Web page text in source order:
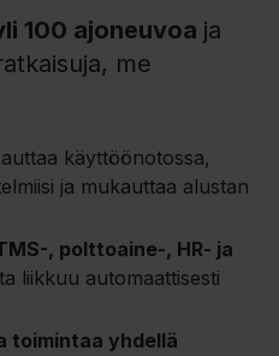
100 ajoneuvoa ja
me
auttaa käyttöönotossa,
ja mukauttaa alustan
, polttoaine-, HR- ja
liikkuu automaattisesti
toimintaa yhdellä